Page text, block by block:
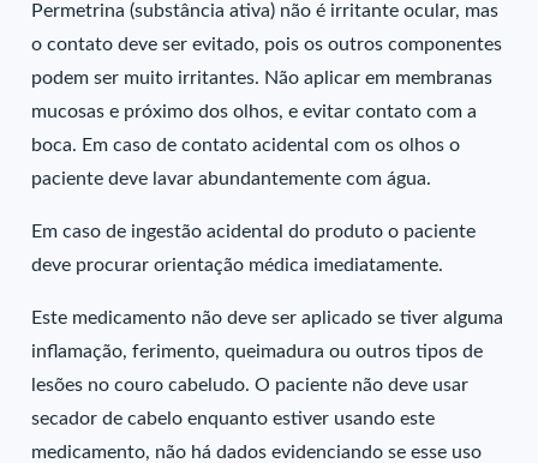
Permetrina (substância ativa) não é irritante ocular, mas
o contato deve ser evitado, pois os outros componentes
podem ser muito irritantes. Não aplicar em membranas
mucosas e próximo dos olhos, e evitar contato com a
boca. Em caso de contato acidental com os olhos o
paciente deve lavar abundantemente com água.
Em caso de ingestão acidental do produto o paciente
deve procurar orientação médica imediatamente.
Este medicamento não deve ser aplicado se tiver alguma
inflamação, ferimento, queimadura ou outros tipos de
lesões no couro cabeludo. O paciente não deve usar
secador de cabelo enquanto estiver usando este
medicamento, não há dados evidenciando se esse uso